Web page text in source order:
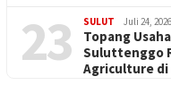
23 SULUT Juli 24, 2026
Topang
Suluttenggo
Agriculture